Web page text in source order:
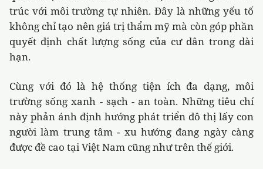
trúc với môi trường tự nhiên. Đây là những yếu tố
không chỉ tạo nên giá trị thẩm mỹ mà còn góp phần
quyết định chất lượng sống của cư dân trong dài
hạn.
Cùng với đó là hệ thống tiện ích đa dạng, môi
trường sống xanh - sạch - an toàn. Những tiêu chí
này phản ánh định hướng phát triển đô thị lấy con
người làm trung tâm - xu hướng đang ngày càng
được đề cao tại Việt Nam cũng như trên thế giới.